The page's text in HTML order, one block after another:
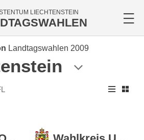
LIECHTENSTEIN
Landtagswahlen 2009